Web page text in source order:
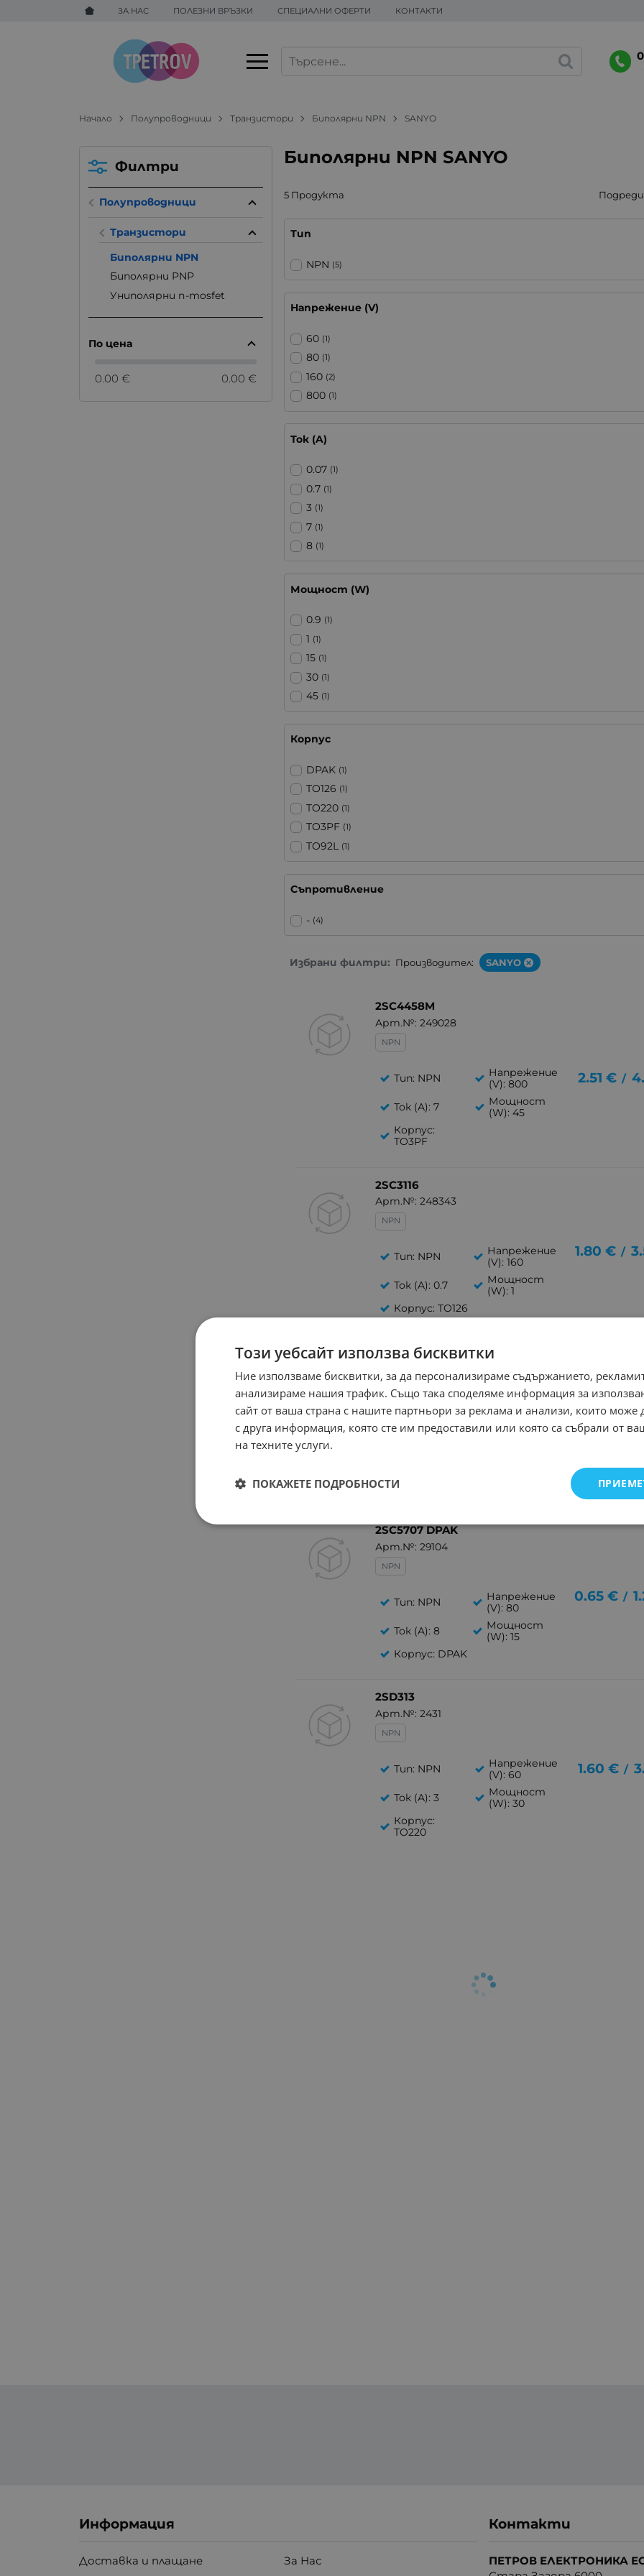
ЗА НАС ПОЛЕЗНИ ВРЪЗКИ СПЕЦИАЛНИ ОФЕРТИ КОНТАКТИ
Начало Полупроводници Транзистори Биполярни NPN SANYO
Биполярни NPN SANYO
5 Продукта Подреди
Тип
NPN (5)
Напрежение (V)
60 (1)
80 (1)
160 (2)
800 (1)
Ток (A)
0.07 (1)
0.7 (1)
3 (1)
7 (1)
8 (1)
Мощност (W)
0.9 (1)
1 (1)
15 (1)
30 (1)
45 (1)
Корпус
DPAK (1)
TO126 (1)
TO220 (1)
TO3PF (1)
TO92L (1)
Съпротивление
- (4)
Избрани филтри: Производител: SANYO
2SC4458M
Арт.№: 249028
NPN
Тип: NPN
Напрежение
(V): 800
Ток (A): 7
Мощност
(W): 45
Корпус:
TO3PF
2.51 € /
2SC3116
Арт.№: 248343
NPN
Тип: NPN
Напрежение
(V): 160
Ток (A): 0.7
Мощност
(W): 1
Корпус: TO126
1.80 € /
2SC2910
NPN
Тип: NPN
Напрежение
(V): 160
TO92L
1.48 € /
2SC5707 DPAK
Арт.№: 29104
NPN
Тип: NPN
Напрежение
(V): 80
Ток (A): 8
Мощност
(W): 15
Корпус: DPAK
0.65 € /
2SD313
Арт.№: 2431
NPN
Тип: NPN
Напрежение
(V): 60
Ток (A): 3
Мощност
(W): 30
Корпус:
TO220
1.60 € /
Филтри
Полупроводници
Транзистори
Биполярни NPN
Биполярни PNP
Униполярни n-mosfet
По цена
0.00 € 0.00 €
Информация
Доставка и плащане
За Нас
Контакти
ПЕТРОВ ЕЛЕКТРОНИКА
Този уебсайт използва бисквитки
Ние използваме бисквитки, за да персонализираме съдържанието,
анализираме нашия трафик. Също така споделяме информация за
сайт от ваша страна с нашите партньори за реклама и анализи, които може
с друга информация, която сте им предоставили или която са събрали от
на техните услуги.
ПОКАЖЕТЕ ПОДРОБНОСТИ